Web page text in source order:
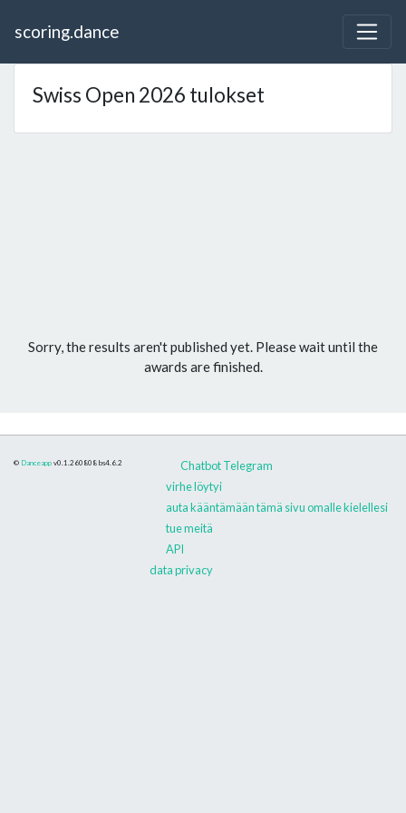
scoring.dance
Swiss Open 2026 tulokset
Sorry, the results aren't published yet. Please wait until the
awards are finished.
© Danceapp v0.1.260808 bs4.6.2
Chatbot Telegram
virhe löytyi
auta kääntämään tämä sivu omalle kielellesi
tue meitä
API
data privacy